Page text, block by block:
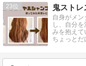
23 鬼ストレ
自身がメ
し、自分
みを抱え
ちょっと